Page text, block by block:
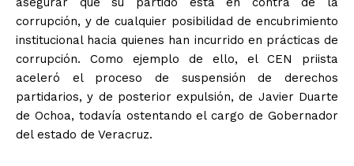
corrupción, y de cualquier posibilidad de encubrimiento
institucional hacia quienes han incurrido en prácticas de
corrupción. Como ejemplo de ello, el CEN priista
aceleró el proceso de suspensión de derechos
partidarios, y de posterior expulsión, de Javier Duarte
de Ochoa, todavía ostentando el cargo de Gobernador
del estado de Veracruz.